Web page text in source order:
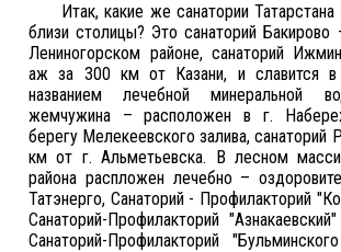
Итак, какие же санатории
близи столицы? Это санаторий Бакирово
Лениногорском районе, санаторий
аж за 300 км от Казани, и славится в
названием лечебной минеральной
жемчужина – расположен в г.
берегу Мелекеевского залива, санаторий
км от г. Альметьевска. В лесном
района распложен лечебно –
Татэнерго, Санаторий - Профилакторий
Санаторий-Профилакторий
Санаторий-Профилакторий